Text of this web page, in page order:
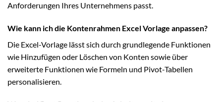
Anforderungen Ihres Unternehmens passt.
Wie kann ich die Kontenrahmen Excel Vorlage anpassen?
Die Excel-Vorlage lässt sich durch grundlegende Funktionen
wie Hinzufügen oder Löschen von Konten sowie über
erweiterte Funktionen wie Formeln und Pivot-Tabellen
personalisieren.